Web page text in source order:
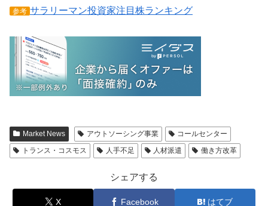
参考 サラリーマン投資家注目株ランキング
Market News アウトソーシング事業
コールセンター
トランス・コスモス
人手不足 人材派遣 働き方改革
シェアする
X Facebook はてブ